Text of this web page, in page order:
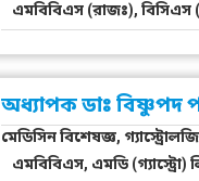
এমবিবিএস (রাজঃ), বিসিএস
অধ্যাপক ডাঃ বিষ্ণুপদ
মেডিসিন বিশেষজ্ঞ,
এমবিবিএস, এমডি (গ্যাস্ট্রো)